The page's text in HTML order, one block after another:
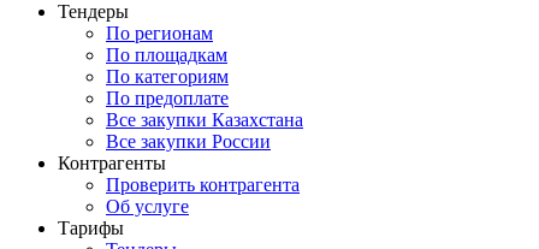
Тендеры
По регионам
По площадкам
По категориям
По предоплате
Все закупки Казахстана
Все закупки России
Контрагенты
Проверить контрагента
Об услуге
Тарифы